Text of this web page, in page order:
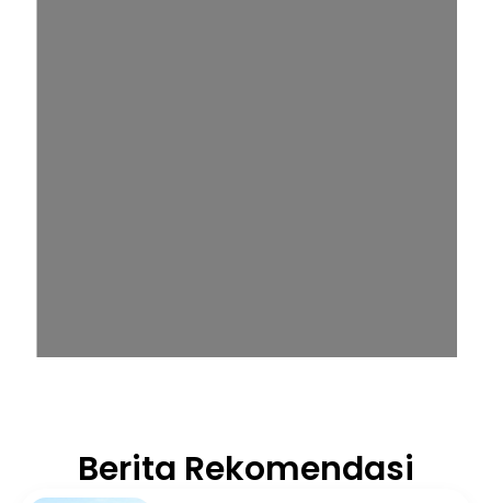
Berita Rekomendasi